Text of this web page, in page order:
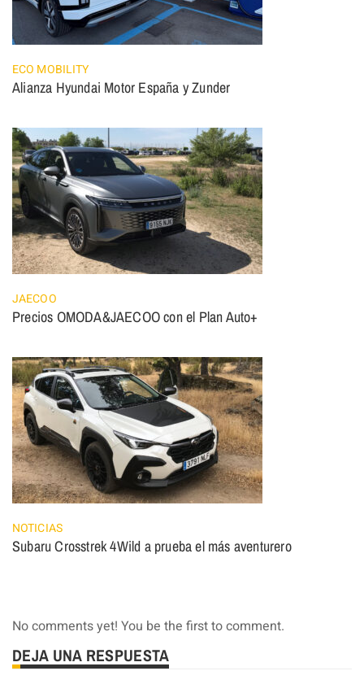
ECO MOBILITY
Alianza Hyundai Motor España y Zunder
JAECOO
Precios OMODA&JAECOO con el Plan Auto+
NOTICIAS
Subaru Crosstrek 4Wild a prueba el más aventurero
No comments yet! You be the first to comment.
DEJA UNA RESPUESTA